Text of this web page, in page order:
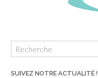
SUIVEZ NOTRE ACTUALITÉ !